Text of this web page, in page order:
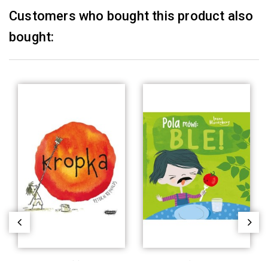
Customers who bought this product also
bought: